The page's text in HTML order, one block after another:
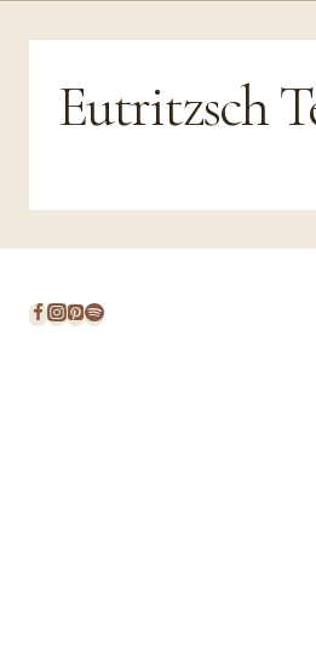
Eutritzsch